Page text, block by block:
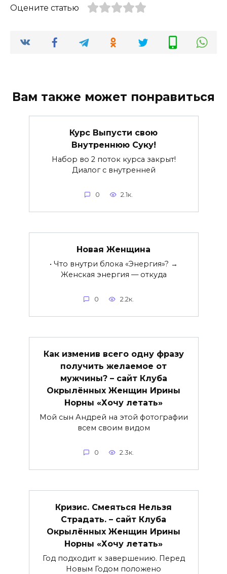
Оцените статью
Вам также может понравиться
Курс Выпусти свою
Внутреннюю Суку!
Набор во 2 поток курса закрыт!
Диалог с внутренней
0 2.1к.
Новая Женщина
• Что внутри блока «Энергия»? →
Женская энергия — откуда
0 2.2к.
Как изменив всего одну фразу
получить желаемое от
мужчины? – сайт Клуба
Окрылённых Женщин Ирины
Норны «Хочу летать»
Мой сын Андрей на этой фотографии
всем своим видом
0 2.3к.
Кризис. Смеяться Нельзя
Страдать. – сайт Клуба
Окрылённых Женщин Ирины
Норны «Хочу летать»
Год подходит к завершению. Перед
Новым Годом положено